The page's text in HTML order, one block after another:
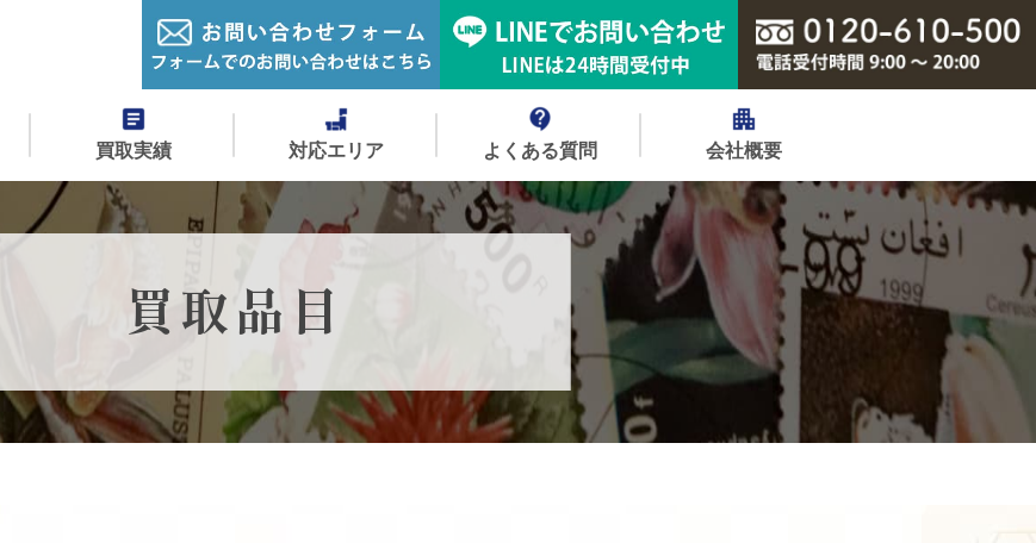
買取実績 対応エリア よくある質問 会社概要
買取品目